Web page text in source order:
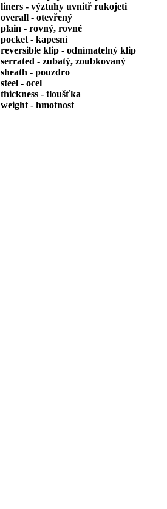
liners - výztuhy uvnitř rukojeti
overall - otevřený
plain - rovný, rovné
pocket - kapesní
reversible klip - odnímatelný klip
serrated - zubatý, zoubkovaný
sheath - pouzdro
steel - ocel
thickness - tloušťka
weight - hmotnost